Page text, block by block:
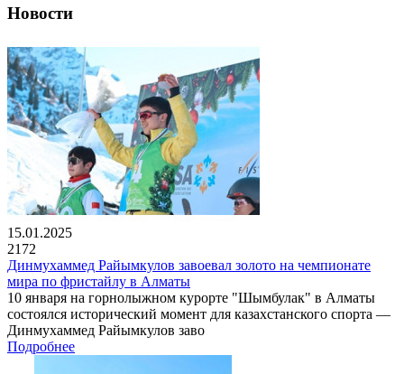
Новости
15.01.2025
2172
Динмухаммед Райымкулов завоевал золото на чемпионате
мира по фристайлу в Алматы
10 января на горнолыжном курорте "Шымбулак" в Алматы
состоялся исторический момент для казахстанского спорта —
Динмухаммед Райымкулов заво
Подробнее